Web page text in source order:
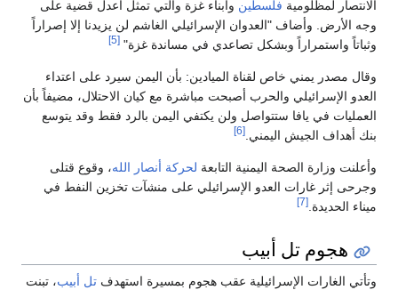
الانتصار لمظلومية فلسطين وأبناء غزة والتي تمثل أعدل قضية على
وجه الأرض. وأضاف "العدوان الإسرائيلي الغاشم لن يزيدنا إلا إصراراً
وثباتاً واستمراراً وبشكل تصاعدي في مساندة غزة" [5]
وقال مصدر يمني خاص لقناة الميادين: بأن اليمن سيرد على اعتداء
العدو الإسرائيلي والحرب أصبحت مباشرة مع كيان الاحتلال، مضيفاً بأن
العمليات في يافا ستتواصل ولن يكتفي اليمن بالرد فقط وقد يتوسع
بنك أهداف الجيش اليمني. [6]
وأعلنت وزارة الصحة اليمنية التابعة لحركة أنصار الله، وقوع قتلى
وجرحى إثر غارات العدو الإسرائيلي على منشآت تخزين النفط في
ميناء الحديدة. [7]
هجوم تل أبيب
وتأتي الغارات الإسرائيلية عقب هجوم بمسيرة استهدف تل أبيب، تبنت